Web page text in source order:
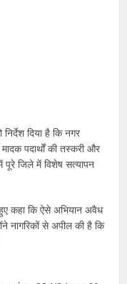
दिया है कि नगर
पदार्थों की तस्करी और
पूरे जिले में विशेष सत्यापन
कहा कि ऐसे अभियान अवैध
नागरिकों से अपील की है कि